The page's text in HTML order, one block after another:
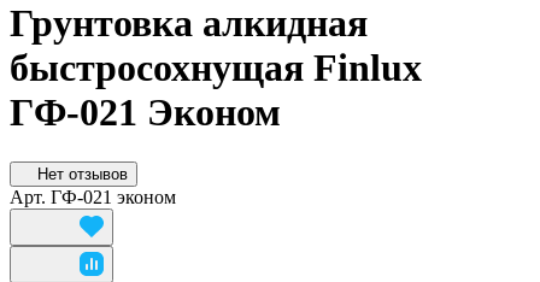
Грунтовка алкидная
быстросохнущая Finlux
ГФ-021 Эконом
Нет отзывов
Арт. ГФ-021 эконом